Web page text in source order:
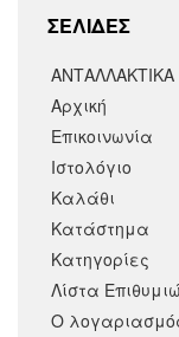
ΣΕΛΙΔΕΣ
ΑΝΤΑΛΛΑΚΤΙΚΑ
Αρχική
Επικοινωνία
Ιστολόγιο
Καλάθι
Κατάστημα
Κατηγορίες
Λίστα
Ο